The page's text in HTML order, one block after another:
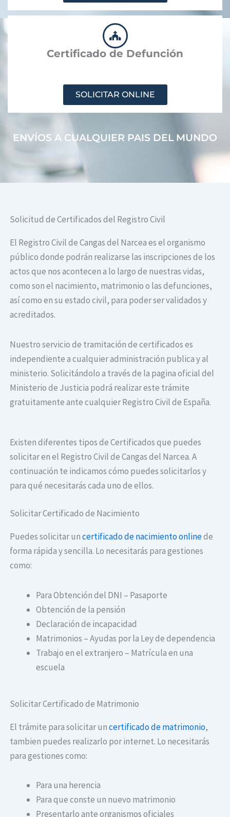
Certificado de Defunción
SOLICITAR ONLINE
ENVÍOS A CUALQUIER PAIS DEL MUNDO
Solicitud de Certificados del Registro Civil
El Registro Civil de Cangas del Narcea​ es el organismo
público donde podrán realizarse las inscripciones de los
actos que nos acontecen a lo largo de nuestras vidas,
como son el nacimiento, matrimonio o las defunciones,
así como en su estado civil, para poder ser validados y
acreditados.
Nuestro servicio de tramitación de certificados es
independiente a cualquier administración publica y al
ministerio. Solicitándolo a través de la pagina oficial del
Ministerio de Justicia podrá realizar este trámite
gratuitamente ante cualquier Registro Civil de España.
Existen diferentes tipos de Certificados que puedes
solicitar en el Registro Civil de Cangas del Narcea​. A
continuación te indicamos cómo puedes solicitarlos y
para qué necesitarás cada uno de ellos.
Solicitar Certificado de Nacimiento
Puedes solicitar uncertificado de nacimiento onlinede
forma rápida y sencilla. Lo necesitarás para gestiones
como:
Para Obtención del DNI – Pasaporte
Obtención de la pensión
Declaración de incapacidad
Matrimonios – Ayudas por la Ley de dependencia
Trabajo en el extranjero – Matrícula en una
escuela
Solicitar Certificado de Matrimonio
El trámite para solicitar uncertificado de matrimonio,
tambien puedes realizarlo por internet. Lo necesitarás
para gestiones como:
Para una herencia
Para que conste un nuevo matrimonio
Presentarlo ante organismos oficiales